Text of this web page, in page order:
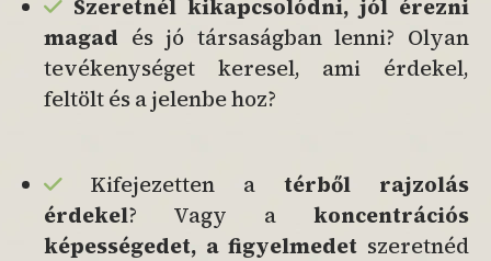
Szeretnél kikapcsolódni, jól érezni
magad és jó társaságban lenni? Olyan
tevékenységet keresel, ami érdekel,
feltölt és a jelenbe hoz?
Kifejezetten a térből rajzolás
érdekel? Vagy a koncentrációs
képességedet, a figyelmedet szeretnéd